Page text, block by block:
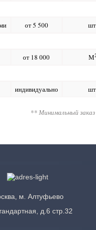
от 5 500
от 18 000 M
индивидуально
** Минимальный заказ
м. Алтуфьево
д.6 стр.32